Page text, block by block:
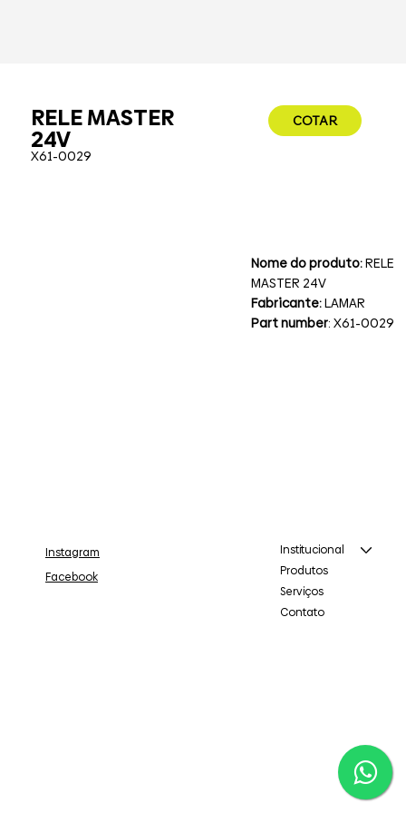
RELE MASTER
24V
X61-0029
COTAR
Nome do produto:RELE
MASTER 24V
Fabricante:LAMAR
Part number: X61-0029
Institucional
Produtos
Serviços
Contato
Instagram
Facebook